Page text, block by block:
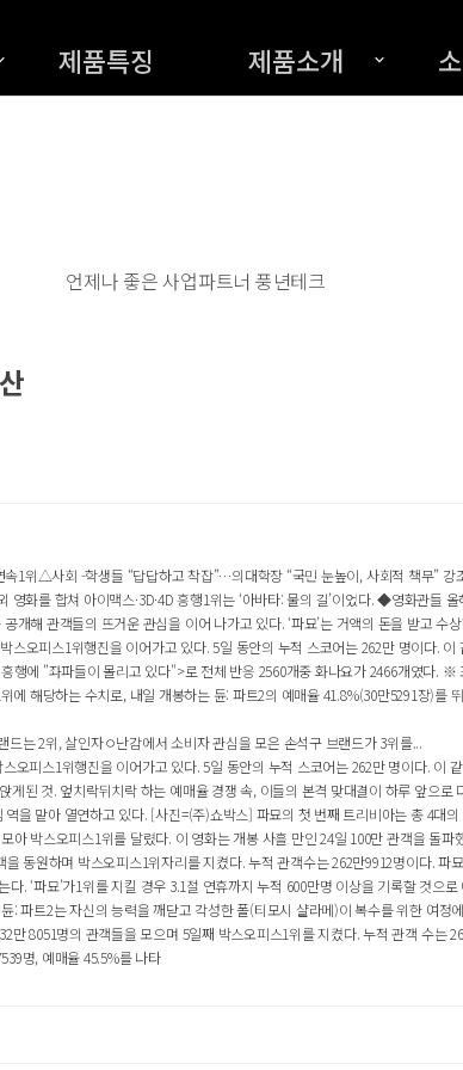
제품특징 제품소개
언제나 좋은 사업파트너 풍년테크
1위△사회 -학생들 “답답하고 착잡”…의대학장 “국민 눈높이, 사회적 책무” 강
화를 합쳐 아이맥스·3D·4D 흥행1위는 ‘아바타: 물의 길’이었다. ◆영화관들
해 관객들의 뜨거운 관심을 이어 나가고 있다. ‘파묘’는 거액의 돈을 받고 수
오피스1위행진을 이어가고 있다. 5일 동안의 누적 스코어는 262만 명이다. 이
에 "좌파들이 몰리고 있다">로 전체 반응 2560개중 화나요가 2466개였다. ※
해당하는 수치로, 내일 개봉하는 듄: 파트2의 예매율 41.8%(30만5291장)를
는 2위, 살인자ㅇ난감에서 소비자 관심을 모은 손석구 브랜드가 3위를...
피스1위행진을 이어가고 있다. 5일 동안의 누적 스코어는 262만 명이다. 이
된 것. 엎치락뒤치락 하는 예매율 경쟁 속, 이들의 본격 맞대결이 하루 앞으로
을 맡아 열연하고 있다. [사진=(주)쇼박스] 파묘의 첫 번째 트리비아는 총 4대
박스오피스1위를 달렸다. 이 영화는 개봉 사흘 만인 24일 100만 관객을 돌파
동원하며 박스오피스1위자리를 지켰다. 누적 관객수는 262만9912명이다. 파
다. ‘파묘’가1위를 지킬 경우 3.1절 연휴까지 누적 600만명 이상을 기록할 것으로
파트2는 자신의 능력을 깨닫고 각성한 폴(티모시 샬라메)이 복수를 위한 여정
8051명의 관객들을 모으며 5일째 박스오피스1위를 지켰다. 누적 관객 수는
명, 예매율 45.5%를 나타